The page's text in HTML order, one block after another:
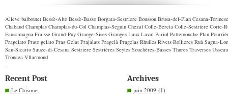
Allevè balboutet Bessè-Alto Bessè-Basso Borgata-Sestriere Bousson Brusa-del-Plan Cesana-Torinese
Chabaud Champlas Champlas-du-Col Champlas-Seguin Chezal Colle-Bercia Colle-Sestriere Corte-
Faussimagna Fraisse Grand-Puy Grange-Sises Granges Laux Laval Pariol Pattemouche Plan
Pragelato Prato gelato Pras Gelat Prajalats Pragelà Pragelas Rhuiles Rivets Rollieres Ruà Sagna-
San-Sicario Sauze-di-Cesana Sestriere Sestrières Seytes Souchères-Basses Thures Traverses
Troncea Vllarmond
Recent Post
Le Chisone
Archives
juin 2009 (1)